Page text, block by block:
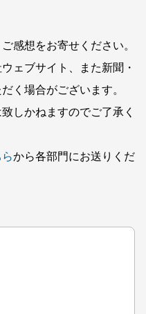
感想をお寄せください。
ェブサイト、また新聞・
く場合がございます。
しかねますのでご了承く
から各部門にお送りくだ